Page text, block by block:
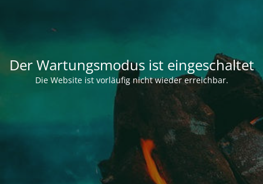
Der Wartungsmodus ist eingeschaltet
Die Website ist vorläufig nicht wieder erreichbar.